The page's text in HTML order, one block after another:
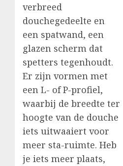
verbreed
douchegedeelte en
een spatwand, een
glazen scherm dat
spetters tegenhoudt.
Er zijn vormen met
een L- of P-profiel,
waarbij de breedte ter
hoogte van de douche
iets uitwaaiert voor
meer sta-ruimte. Heb
je iets meer plaats,